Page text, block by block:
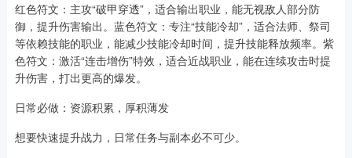
红色符文：主攻“破甲穿透”，适合输出职业，能无视敌人部分防
御，提升伤害输出。蓝色符文：专注“技能冷却”，适合法师、祭司
等依赖技能的职业，能减少技能冷却时间，提升技能释放频率。紫
色符文：激活“连击增伤”特效，适合近战职业，能在连续攻击时提
升伤害，打出更高的爆发。
日常必做：资源积累，厚积薄发
想要快速提升战力，日常任务与副本必不可少。